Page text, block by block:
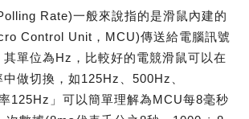
Rate)一般來說指的是滑鼠內建的
Control Unit，MCU)傳送給電腦訊號
單位為Hz，比較好的電競滑鼠可以在
做切換，如125Hz、500Hz、
125Hz」可以簡單理解為MCU每8毫秒